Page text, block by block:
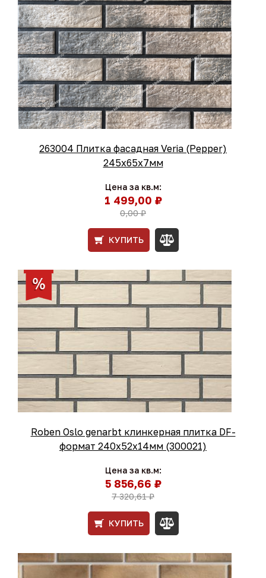
263004 Плитка фасадная Veria (Pepper)
245x65x7мм
Цена за кв.м:
1 499,00 ₽
0,00 ₽
КУПИТЬ
Roben Oslo genarbt клинкерная плитка DF-
формат 240x52x14мм (300021)
Цена за кв.м:
5 856,66 ₽
7 320,61 ₽
КУПИТЬ